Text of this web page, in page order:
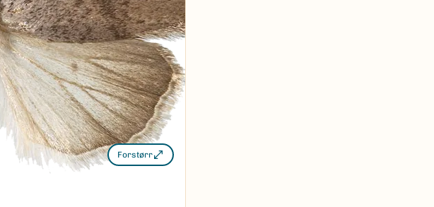
Forstørr